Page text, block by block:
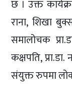
छ । उक्त
राना, शिखा
समालोचक
कक्षपति,
संयुक्त रुपमा